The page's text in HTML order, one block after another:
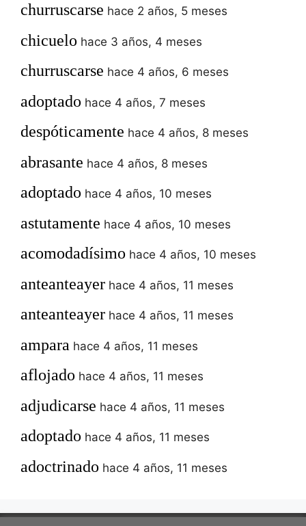
churruscarse hace 2 años, 5 meses
chicuelo hace 3 años, 4 meses
churruscarse hace 4 años, 6 meses
adoptado hace 4 años, 7 meses
despóticamente hace 4 años, 8 meses
abrasante hace 4 años, 8 meses
adoptado hace 4 años, 10 meses
astutamente hace 4 años, 10 meses
acomodadísimo hace 4 años, 10 meses
anteanteayer hace 4 años, 11 meses
anteanteayer hace 4 años, 11 meses
ampara hace 4 años, 11 meses
aflojado hace 4 años, 11 meses
adjudicarse hace 4 años, 11 meses
adoptado hace 4 años, 11 meses
adoctrinado hace 4 años, 11 meses